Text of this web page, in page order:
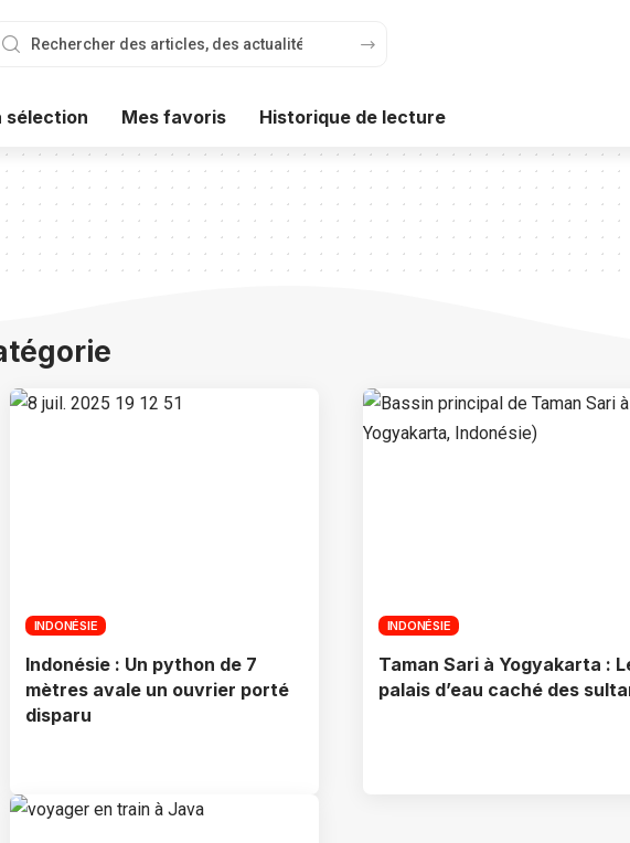
sélection Mes favoris Historique de lecture
INDONÉSIE
Indonésie : Un python de 7
mètres avale un ouvrier porté
disparu
INDONÉSIE
Taman Sari à Yogyakarta :
palais d’eau caché des